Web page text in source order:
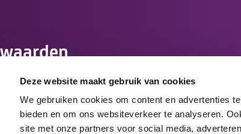
Deze website maakt gebruik van cookies
We gebruiken cookies om content en advertenties
bieden en om ons websiteverkeer te analyseren.
site met onze partners voor social media,